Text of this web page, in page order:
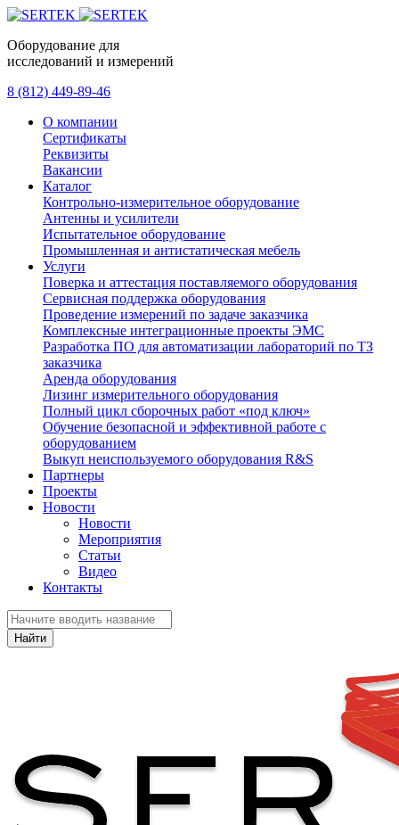
Оборудование для
исследований и измерений
8 (812) 449-89-46
О компании
Сертификаты
Реквизиты
Вакансии
Каталог
Контрольно-измерительное оборудование
Антенны и усилители
Испытательное оборудование
Промышленная и антистатическая мебель
Услуги
Поверка и аттестация поставляемого оборудования
Сервисная поддержка оборудования
Проведение измерений по задаче заказчика
Комплексные интеграционные проекты ЭМС
Разработка ПО для автоматизации лабораторий по ТЗ
заказчика
Аренда оборудования
Лизинг измерительного оборудования
Полный цикл сборочных работ «под ключ»
Обучение безопасной и эффективной работе с
оборудованием
Выкуп неиспользуемого оборудования R&S
Партнеры
Проекты
Новости
Новости
Мероприятия
Статьи
Видео
Контакты
Найти